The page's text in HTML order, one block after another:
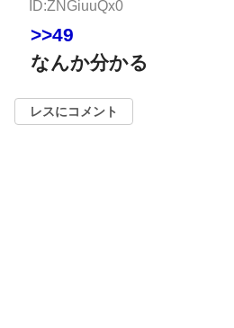
ID:ZNGiuuQx0
>>49
なんか分かる
レスにコメント